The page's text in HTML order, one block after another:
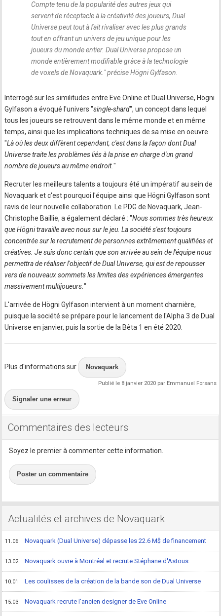
Compte tenu de la popularité des autres jeux qui
servent de réceptacle à la créativité des joueurs, Dual
Universe peut tout à fait rivaliser avec les plus grands
tout en offrant un univers de jeu unique pour les
joueurs du monde entier. Dual Universe propose un
monde entièrement modifiable grâce à la technologie
de voxels de Novaquark. " précise Högni Gylfason.
Interrogé sur les similitudes entre Eve Online et Dual Universe, Högni
Gylfason a évoqué l'univers "single-shard", un concept dans lequel
tous les joueurs se retrouvent dans le même monde et en même
temps, ainsi que les implications techniques de sa mise en oeuvre.
"Là où les deux diffèrent cependant, c'est dans la façon dont Dual
Universe traite les problèmes liés à la prise en charge d'un grand
nombre de joueurs au même endroit."
Recruter les meilleurs talents a toujours été un impératif au sein de
Novaquark et c'est pourquoi l'équipe ainsi que Högni Gylfason sont
ravis de leur nouvelle collaboration. Le PDG de Novaquark, Jean-
Christophe Baillie, a également déclaré : "Nous sommes très heureux
que Högni travaille avec nous sur le jeu. La société s'est toujours
concentrée sur le recrutement de personnes extrêmement qualifiées et
créatives. Je suis donc certain que son arrivée au sein de l'équipe nous
permettra de réaliser l'objectif de Dual Universe, qui est de repousser
vers de nouveaux sommets les limites des expériences émergentes
massivement multijoueurs."
L'arrivée de Högni Gylfason intervient à un moment charnière,
puisque la société se prépare pour le lancement de l'Alpha 3 de Dual
Universe en janvier, puis la sortie de la Bêta 1 en été 2020.
Plus d'informations sur Novaquark
Publié le 8 janvier 2020 par Emmanuel Forsans
Signaler une erreur
Commentaires des lecteurs
Soyez le premier à commenter cette information.
Poster un commentaire
Actualités et archives de Novaquark
11.06 Novaquark (Dual Universe) dépasse les 22.6 M$ de financement
13.02 Novaquark ouvre à Montréal et recrute Stéphane d'Astous
10.01 Les coulisses de la création de la bande son de Dual Universe
15.03 Novaquark recrute l'ancien designer de Eve Online